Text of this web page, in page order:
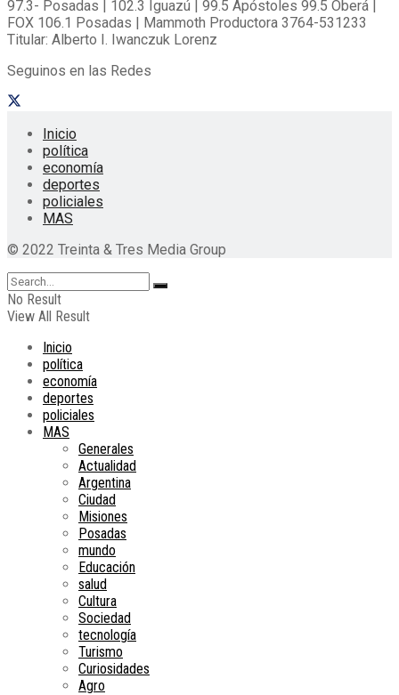
97.3- Posadas | 102.3 Iguazú | 99.5 Apóstoles 99.5 Oberá |
FOX 106.1 Posadas | Mammoth Productora 3764-531233
Titular: Alberto I. Iwanczuk Lorenz
Seguinos en las Redes
Inicio
política
economía
deportes
policiales
MAS
© 2022 Treinta & Tres Media Group
No Result
View All Result
Inicio
política
economía
deportes
policiales
MAS
Generales
Actualidad
Argentina
Ciudad
Misiones
Posadas
mundo
Educación
salud
Cultura
Sociedad
tecnología
Turismo
Curiosidades
Agro